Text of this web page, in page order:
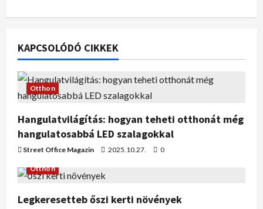
KAPCSOLÓDÓ CIKKEK
Otthon
Hangulatvilágítás: hogyan teheti otthonát még
hangulatosabbá LED szalagokkal
Street Office Magazin 2025.10.27. 0
Otthon
Legkeresetteb őszi kerti növények